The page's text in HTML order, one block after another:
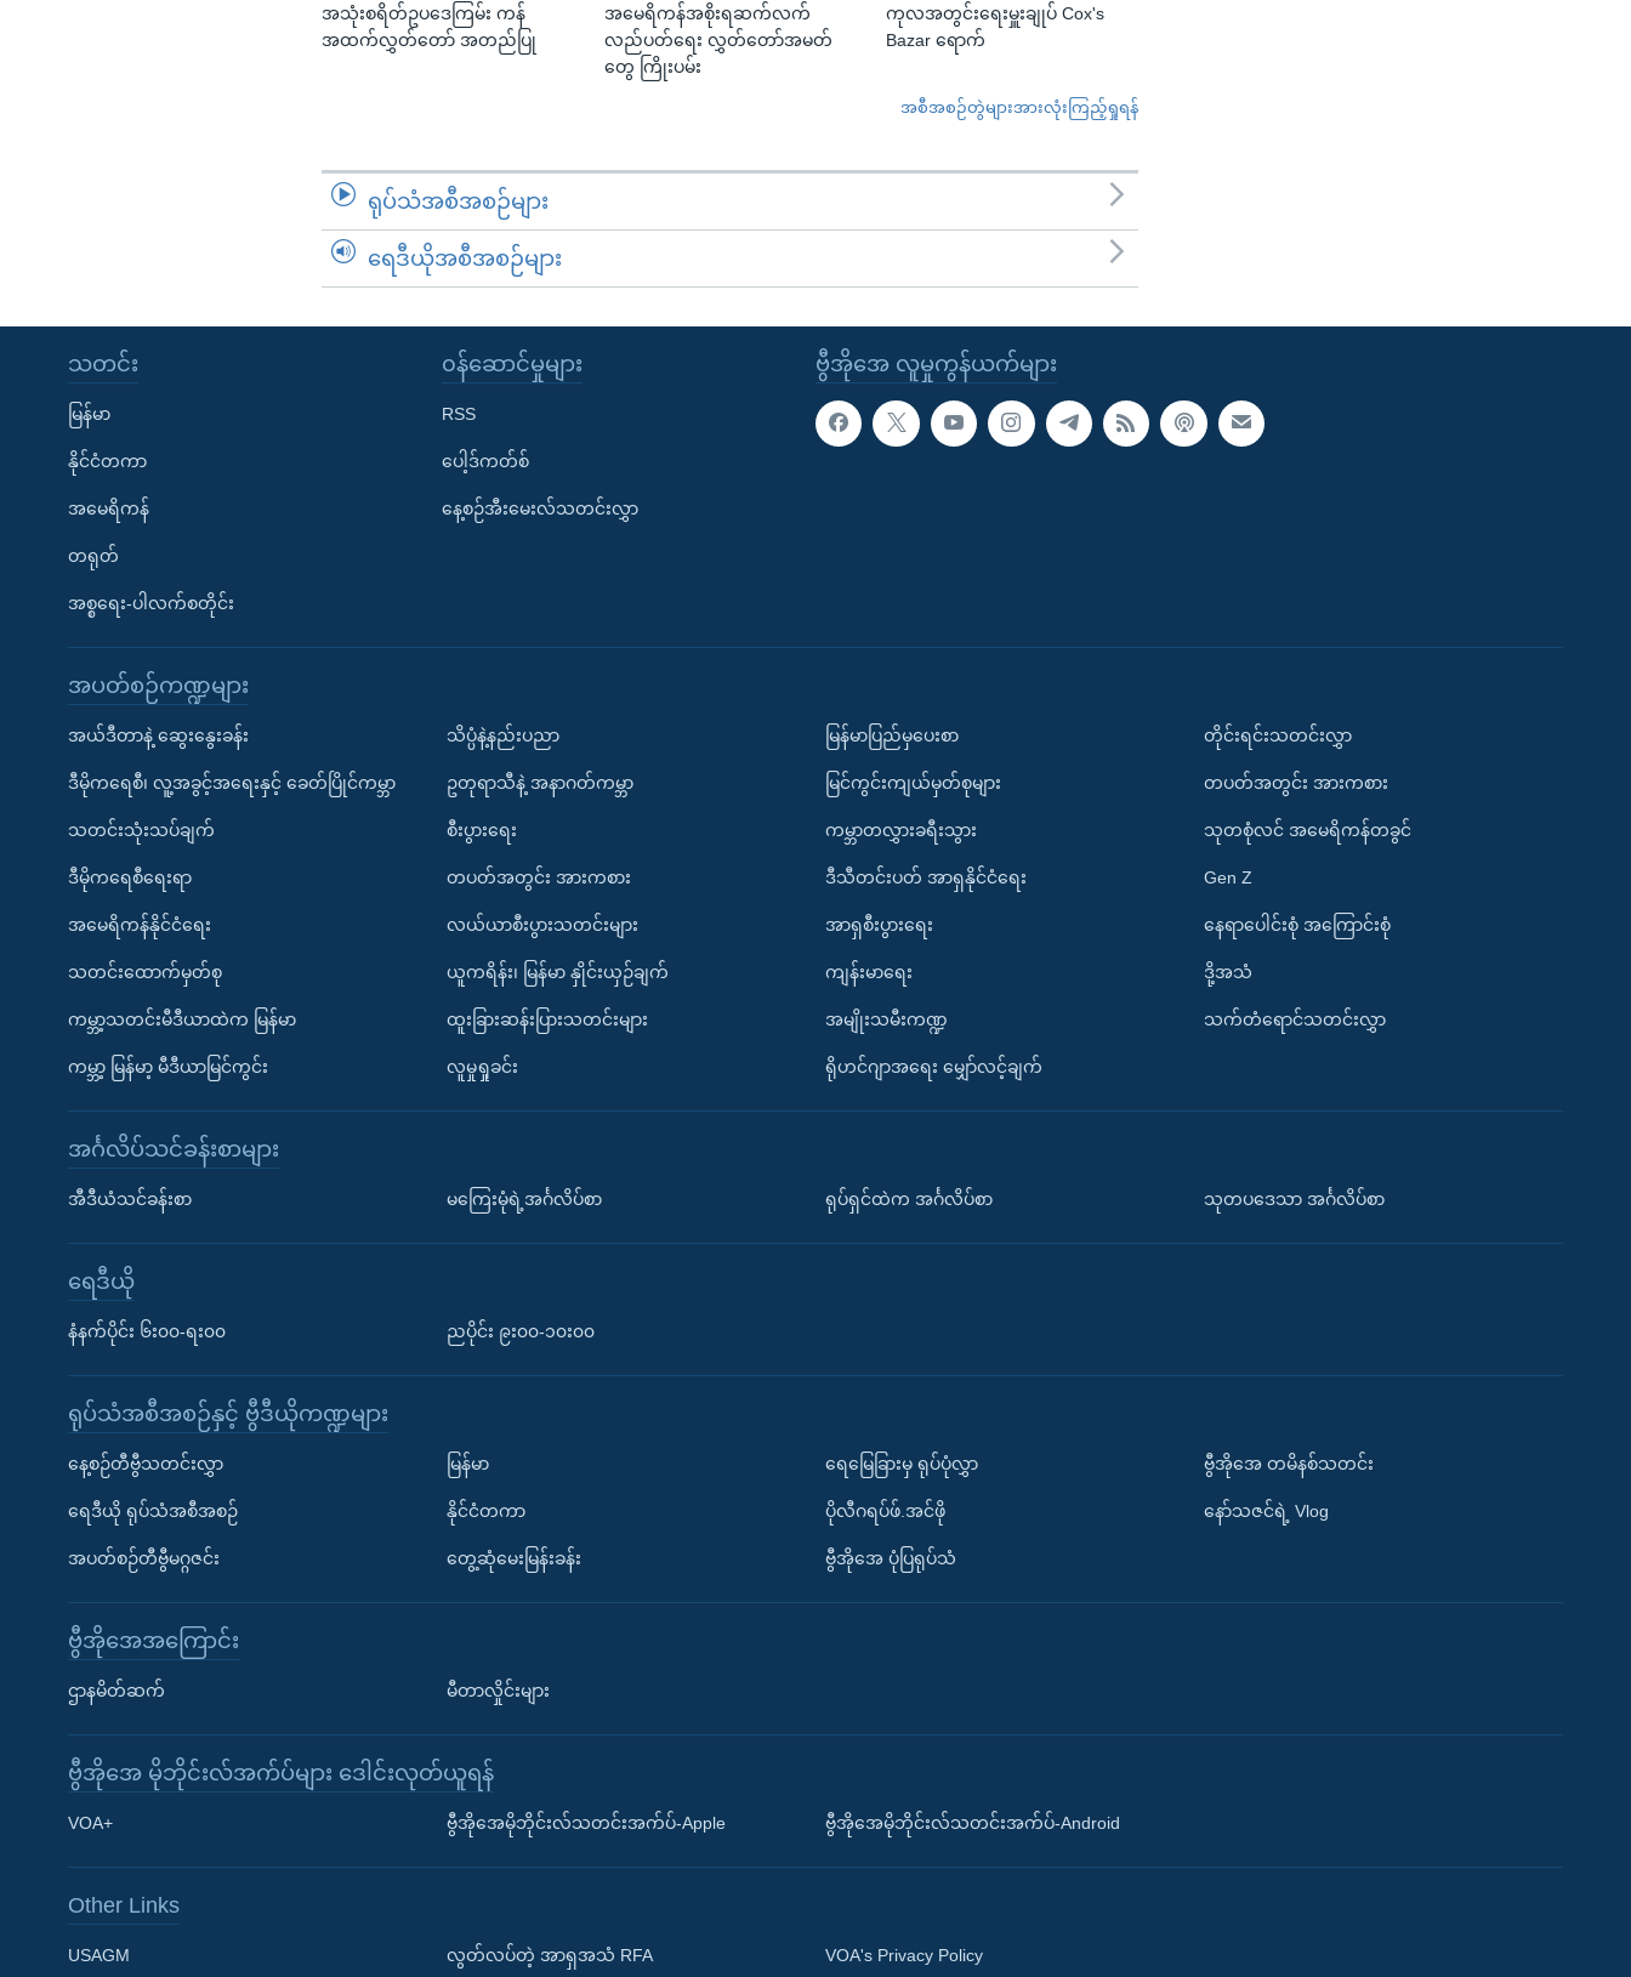
Learning English
အသုံးစရိတ်ဥပဒေကြမ်း ကန်
အထက်လွှတ်တော် အတည်ပြု
အမေရိကန်အစိုးရဆက်လက်
လည်ပတ်ရေး လွှတ်တော်အမတ်
တွေ ကြိုးပမ်း
ကုလအတွင်းရေးမှူးချုပ် Cox's
Bazar ရောက်
အစီအစဉ်တွဲများအားလုံးကြည့်ရှုရန်
ရုပ်သံအစီအစဉ်များ
ရေဒီယိုအစီအစဉ်များ
ဗွီအိုအေ လူမှုကွန်ယက်များ
သတင်း
မြန်မာ
နိုင်ငံတကာ
အမေရိကန်
တရုတ်
အစ္စရေး-ပါလက်စတိုင်း
၀န်ဆောင်မှုများ
RSS
ပေါ့ဒ်ကတ်စ်
နေ့စဉ်အီးမေးလ်သတင်းလွှာ
အပတ်စဉ်ကဏ္ဍများ
အယ်ဒီတာနဲ့ ဆွေးနွေးခန်း
ဒီမိုကရေစီ၊ လူ့အခွင့်အရေးနှင့် ခေတ်ပြိုင်ကမ္ဘာ
သတင်းသုံးသပ်ချက်
ဒီမိုကရေစီရေးရာ
အမေရိကန်နိုင်ငံရေး
သတင်းထောက်မှတ်စု
ကမ္ဘာ့သတင်းမီဒီယာထဲက မြန်မာ
ကမ္ဘာ့ မြန်မာ့ မီဒီယာမြင်ကွင်း
သိပ္ပံနဲ့နည်းပညာ
ဥတုရာသီနဲ့ အနာဂတ်ကမ္ဘာ
စီးပွားရေး
တပတ်အတွင်း အားကစား
လယ်ယာစီးပွားသတင်းများ
ယူကရိန်း၊ မြန်မာ နှိုင်းယှဉ်ချက်
ထူးခြားဆန်းပြားသတင်းများ
လူမှုရှုခင်း
မြန်မာပြည်မှပေးစာ
မြင်ကွင်းကျယ်မှတ်စုများ
ကမ္ဘာတလွှားခရီးသွား
ဒီသီတင်းပတ် အာရှနိုင်ငံရေး
အာရှစီးပွားရေး
ကျန်းမာရေး
အမျိုးသမီးကဏ္ဍ
ရိုဟင်ဂျာအရေး မျှော်လင့်ချက်
တိုင်းရင်းသတင်းလွှာ
တပတ်အတွင်း အားကစား
သုတစုံလင် အမေရိကန်တခွင်
Gen Z
နေရာပေါင်းစုံ အကြောင်းစုံ
ဒို့အသံ
သက်တံရောင်သတင်းလွှာ
အင်္ဂလိပ်သင်ခန်းစာများ
အီဒီယံသင်ခန်းစာ မကြေးမုံရဲ့အင်္ဂလိပ်စာ ရုပ်ရှင်ထဲက အင်္ဂလိပ်စာ သုတပဒေသာ အင်္ဂလိပ်စာ
ရေဒီယို
နံနက်ပိုင်း ၆း၀၀-ရး၀၀ ညပိုင်း ၉း၀၀-၁၀း၀၀
ရုပ်သံအစီအစဉ်နှင့် ဗွီဒီယိုကဏ္ဍများ
နေ့စဉ်တီဗွီသတင်းလွှာ
ရေဒီယို ရုပ်သံအစီအစဉ်
အပတ်စဉ်တီဗွီမဂ္ဂဇင်း
မြန်မာ
နိုင်ငံတကာ
တွေ့ဆုံမေးမြန်းခန်း
ရေမြေခြားမှ ရုပ်ပုံလွှာ
ပိုလီဂရပ်ဖ်.အင်ဖို
ဗွီအိုအေ ပုံပြရုပ်သံ
ဗွီအိုအေ တမိနစ်သတင်း
နော်သဇင်ရဲ့ Vlog
ဗွီအိုအေအကြောင်း
ဌာနမိတ်ဆက် မီတာလှိုင်းများ
ဗွီအိုအေ မိုဘိုင်းလ်အက်ပ်များ ဒေါင်းလုတ်ယူရန်
VOA+ ဗွီအိုအေမိုဘိုင်းလ်သတင်းအက်ပ်-Apple ဗွီအိုအေမိုဘိုင်းလ်သတင်းအက်ပ်-Android
Other Links
USAGM လွတ်လပ်တဲ့ အာရှအသံ RFA VOA's Privacy Policy